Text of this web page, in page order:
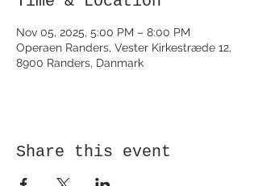
Nov 05, 2025, 5:00 PM – 8:00 PM
Operaen Randers, Vester Kirkestræde 12,
8900 Randers, Danmark
Share this event